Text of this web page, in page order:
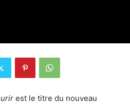
est le titre du nouveau